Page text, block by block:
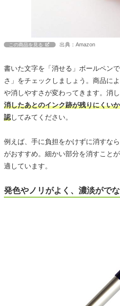
この商品を見る 出典：Amazon
書いた文字を「消せる」ボールペン
さ」をチェックしましょう。商品に
や消しやすさが変わってきます。消
消したあとのインク跡が残りにくい
認してみてください。
例えば、手に負担をかけずに消すな
がおすすめ。細かい部分を消すこと
適しています。
発色やノリがよく、濃淡がで